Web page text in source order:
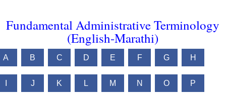
Fundamental Administrative Terminology
(English-Marathi)
A B C D E F G H
J K L M N O P